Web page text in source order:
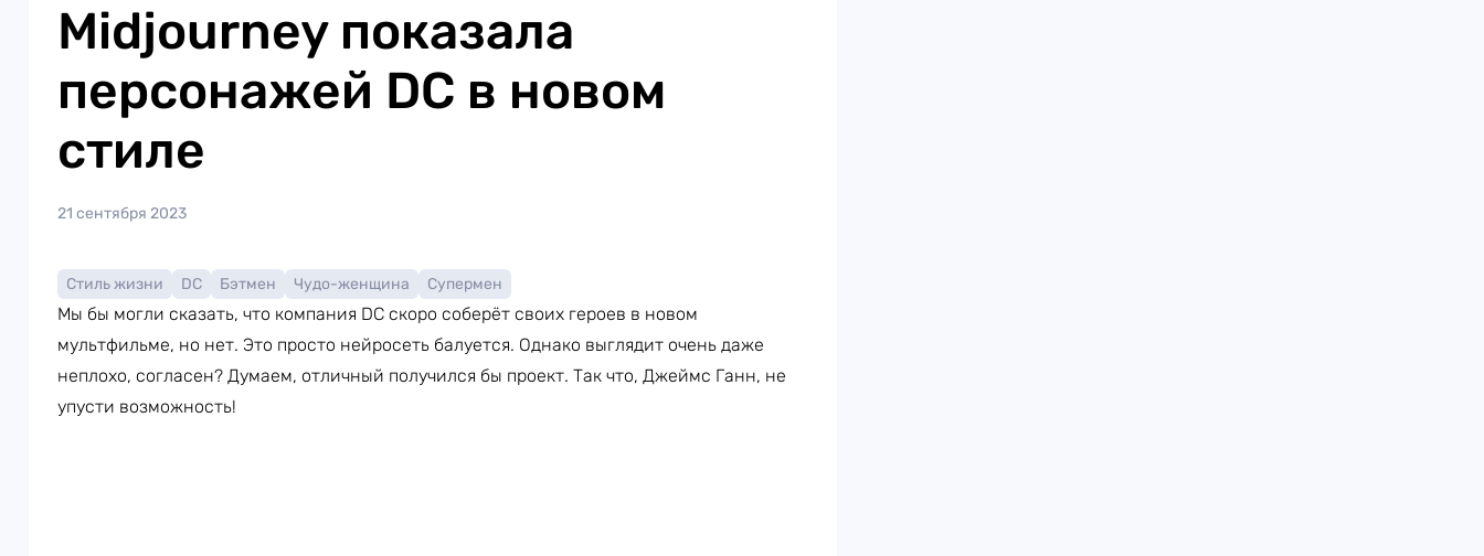
Midjourney показала
персонажей DC в новом
стиле
21 сентября 2023
Стиль жизни DC Бэтмен Чудо-женщина Супермен
Мы бы могли сказать, что компания DC скоро соберёт своих героев в новом
мультфильме, но нет. Это просто нейросеть балуется. Однако выглядит очень даже
неплохо, согласен? Думаем, отличный получился бы проект. Так что, Джеймс Ганн, не
упусти возможность!